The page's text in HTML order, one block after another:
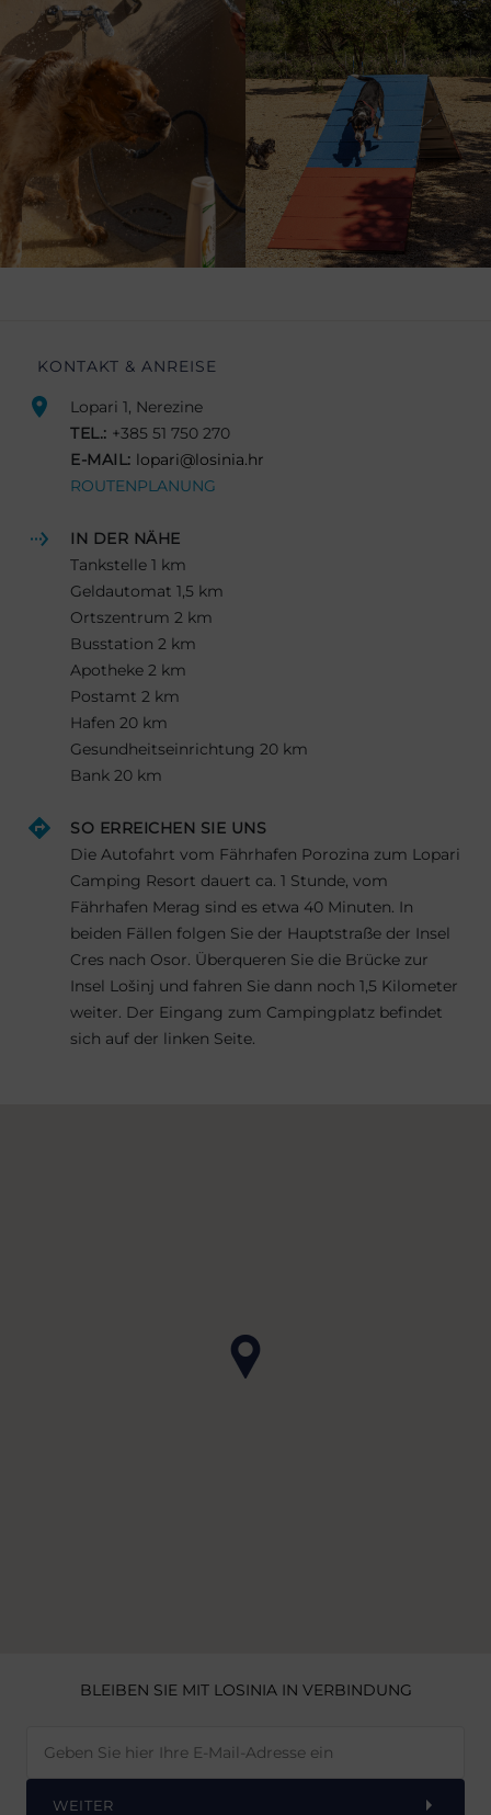
KONTAKT & ANREISE
Lopari 1, Nerezine
TEL.: +385 51 750 270
E-MAIL: lopari@losinia.hr
ROUTENPLANUNG
IN DER NÄHE
Tankstelle 1 km
Geldautomat 1,5 km
Ortszentrum 2 km
Busstation 2 km
Apotheke 2 km
Postamt 2 km
Hafen 20 km
Gesundheitseinrichtung 20 km
Bank 20 km
SO ERREICHEN SIE UNS
Die Autofahrt vom Fährhafen Porozina zum Lopari
Camping Resort dauert ca. 1 Stunde, vom
Fährhafen Merag sind es etwa 40 Minuten. In
beiden Fällen folgen Sie der Hauptstraße der Insel
Cres nach Osor. Überqueren Sie die Brücke zur
Insel Lošinj und fahren Sie dann noch 1,5 Kilometer
weiter. Der Eingang zum Campingplatz befindet
sich auf der linken Seite.
BLEIBEN SIE MIT LOSINIA IN VERBINDUNG
WEITER